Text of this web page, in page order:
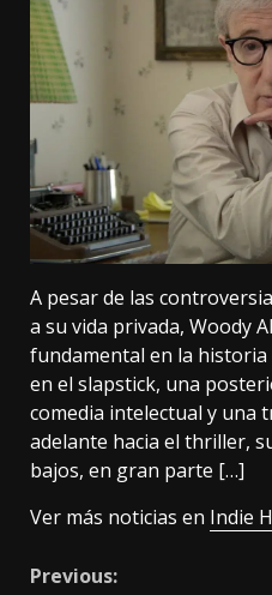
A pesar de las
a su vida privada, Woody
fundamental en la historia
en el slapstick, una
comedia intelectual y una
adelante hacia el thriller,
bajos, en gran parte […]
Ver más noticias en Indie
Continue
Previous: